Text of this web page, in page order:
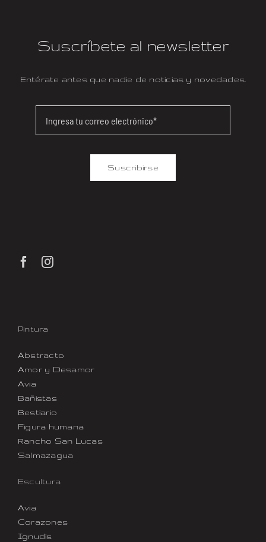
Suscríbete al newsletter
Entérate antes que nadie de noticias y novedades.
Suscribirse
Pintura
Abstracto
Amor y Desamor
Avia
Bañistas
Bestiario
Figura humana
Rancho San Lucas
Salmazagua
Escultura
Avia
Corazones
Ignudis